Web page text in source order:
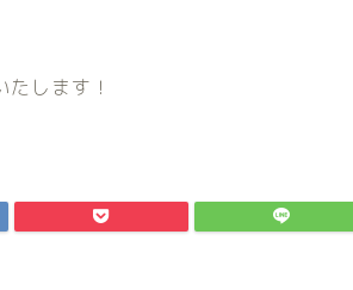
します！